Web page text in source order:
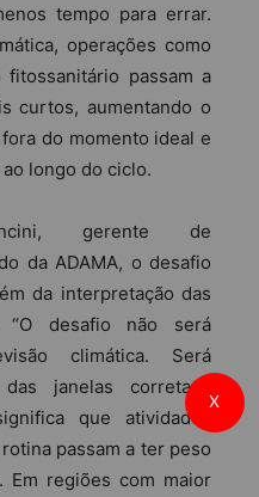
tempo para errar.
operações como
passam a
curtos, aumentando o
do momento ideal e
longo do ciclo.
gerente de
da ADAMA, o desafio
da interpretação das
“O desafio não será
climática. Será
janelas corretas”,
que atividades
passam a ter peso
Em regiões com maior
X